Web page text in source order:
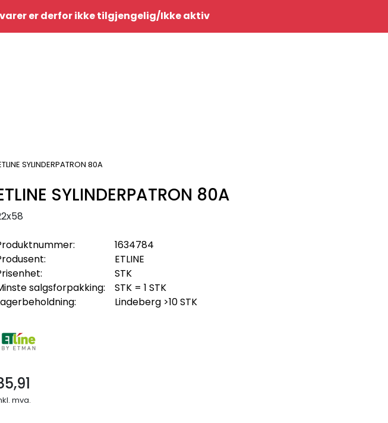
Infosenter
er derfor ikke tilgjengelig/Ikke aktiv
SYLINDERPATRON 80A
SYLINDERPATRON 80A
1634784
ETLINE
STK
salgsforpakking:
STK = 1 STK
Lindeberg >10 STK
mva.